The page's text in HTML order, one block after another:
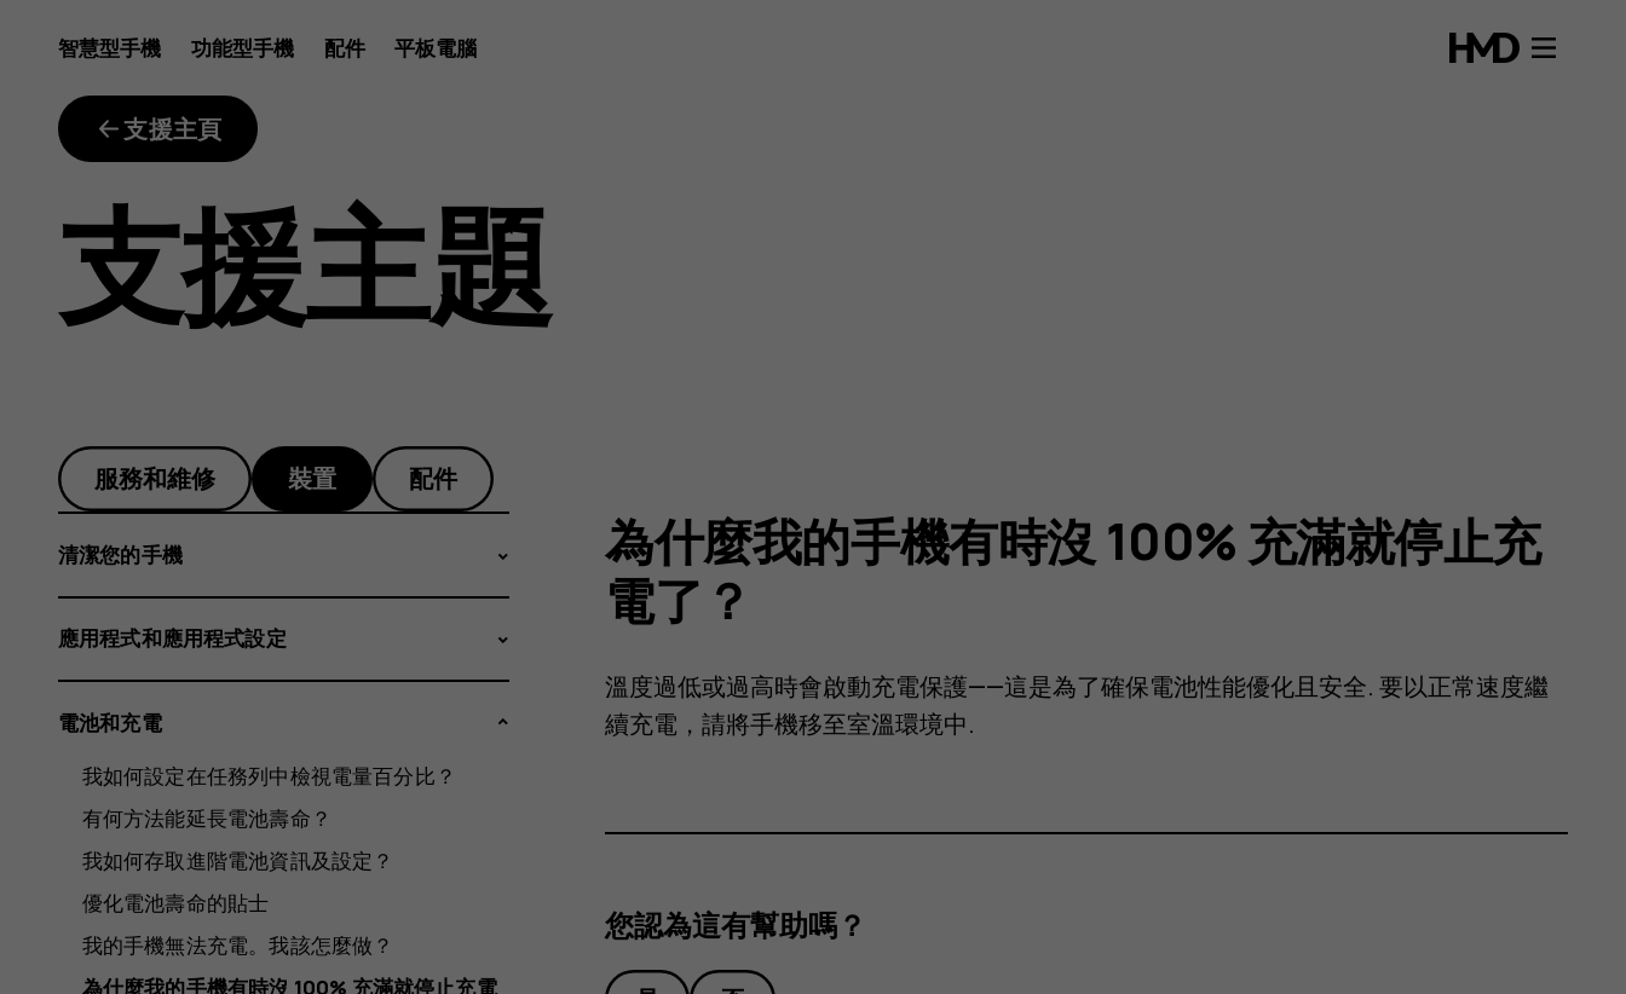
為
什
麼
我
的
手
機
智慧型手機 功能型手機 配件 平板電腦
支援主頁
支援主題
服務和維修 裝置 配件
清潔您的手機
應用程式和應用程式設定
電池和充電
我如何設定在任務列中檢視電量百分比？
有何方法能延長電池壽命？
我如何存取進階電池資訊及設定？
優化電池壽命的貼士
我的手機無法充電。我該怎麼做？
為什麼我的手機有時沒 100% 充滿就停止充電
為什麼我的手機有時沒 100% 充滿就停止充
電了？
溫度過低或過高時會啟動充電保護——這是為了確保電池性能優化且安全. 要以正常速度繼
續充電，請將手機移至室溫環境中.
您認為這有幫助嗎？